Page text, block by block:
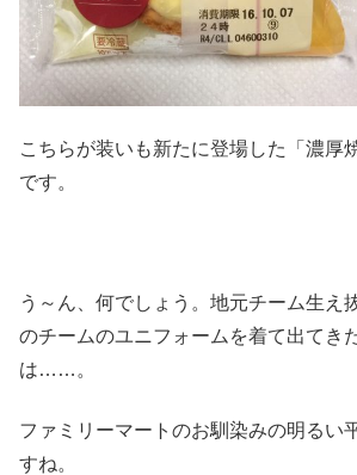
こちらが装いも新たに登場した「濃厚
です。
う～ん、何でしょう。地元チーム生え
のチームのユニフォームを着て出てき
は……。
ファミリーマートのお馴染みの明るい
すね。